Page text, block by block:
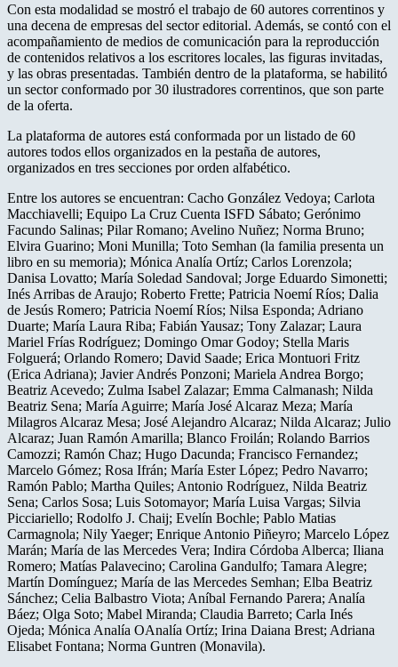
Con esta modalidad se mostró el trabajo de 60 autores correntinos y
una decena de empresas del sector editorial. Además, se contó con el
acompañamiento de medios de comunicación para la reproducción
de contenidos relativos a los escritores locales, las figuras invitadas,
y las obras presentadas. También dentro de la plataforma, se habilitó
un sector conformado por 30 ilustradores correntinos, que son parte
de la oferta.
La plataforma de autores está conformada por un listado de 60
autores todos ellos organizados en la pestaña de autores,
organizados en tres secciones por orden alfabético.
Entre los autores se encuentran: Cacho González Vedoya; Carlota
Macchiavelli; Equipo La Cruz Cuenta ISFD Sábato; Gerónimo
Facundo Salinas; Pilar Romano; Avelino Nuñez; Norma Bruno;
Elvira Guarino; Moni Munilla; Toto Semhan (la familia presenta un
libro en su memoria); Mónica Analía Ortíz; Carlos Lorenzola;
Danisa Lovatto; María Soledad Sandoval; Jorge Eduardo Simonetti;
Inés Arribas de Araujo; Roberto Frette; Patricia Noemí Ríos; Dalia
de Jesús Romero; Patricia Noemí Ríos; Nilsa Esponda; Adriano
Duarte; María Laura Riba; Fabián Yausaz; Tony Zalazar; Laura
Mariel Frías Rodríguez; Domingo Omar Godoy; Stella Maris
Folguerá; Orlando Romero; David Saade; Erica Montuori Fritz
(Erica Adriana); Javier Andrés Ponzoni; Mariela Andrea Borgo;
Beatriz Acevedo; Zulma Isabel Zalazar; Emma Calmanash; Nilda
Beatriz Sena; María Aguirre; María José Alcaraz Meza; María
Milagros Alcaraz Mesa; José Alejandro Alcaraz; Nilda Alcaraz; Julio
Alcaraz; Juan Ramón Amarilla; Blanco Froilán; Rolando Barrios
Camozzi; Ramón Chaz; Hugo Dacunda; Francisco Fernandez;
Marcelo Gómez; Rosa Ifrán; María Ester López; Pedro Navarro;
Ramón Pablo; Martha Quiles; Antonio Rodríguez, Nilda Beatriz
Sena; Carlos Sosa; Luis Sotomayor; María Luisa Vargas; Silvia
Picciariello; Rodolfo J. Chaij; Evelín Bochle; Pablo Matias
Carmagnola; Nily Yaeger; Enrique Antonio Piñeyro; Marcelo López
Marán; María de las Mercedes Vera; Indira Córdoba Alberca; Iliana
Romero; Matías Palavecino; Carolina Gandulfo; Tamara Alegre;
Martín Domínguez; María de las Mercedes Semhan; Elba Beatriz
Sánchez; Celia Balbastro Viota; Aníbal Fernando Parera; Analía
Báez; Olga Soto; Mabel Miranda; Claudia Barreto; Carla Inés
Ojeda; Mónica Analía OAnalía Ortíz; Irina Daiana Brest; Adriana
Elisabet Fontana; Norma Guntren (Monavila).